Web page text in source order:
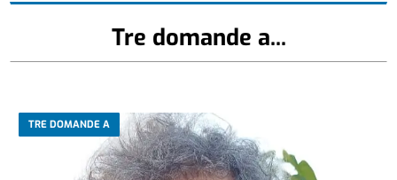
Tre domande a...
TRE DOMANDE A